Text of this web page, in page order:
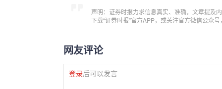
声明：证券时报力求信息真实、准确，文章提及
下载“证券时报”官方APP，或关注官方微信公众
网友评论
登录后可以发言